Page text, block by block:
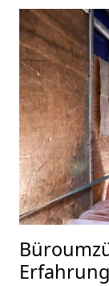
Erfahrung